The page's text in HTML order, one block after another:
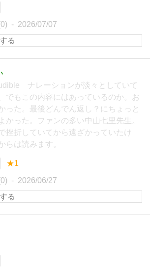
2026/07/07
ナレーションが淡々としていて
でもこの内容にはあっているのか。お
った。最後どんでん返し？にちょっと
かった。ファンの多い中山七里先生。
挫折していてから遠ざかっていたけ
らは読みます。
★1
2026/06/27